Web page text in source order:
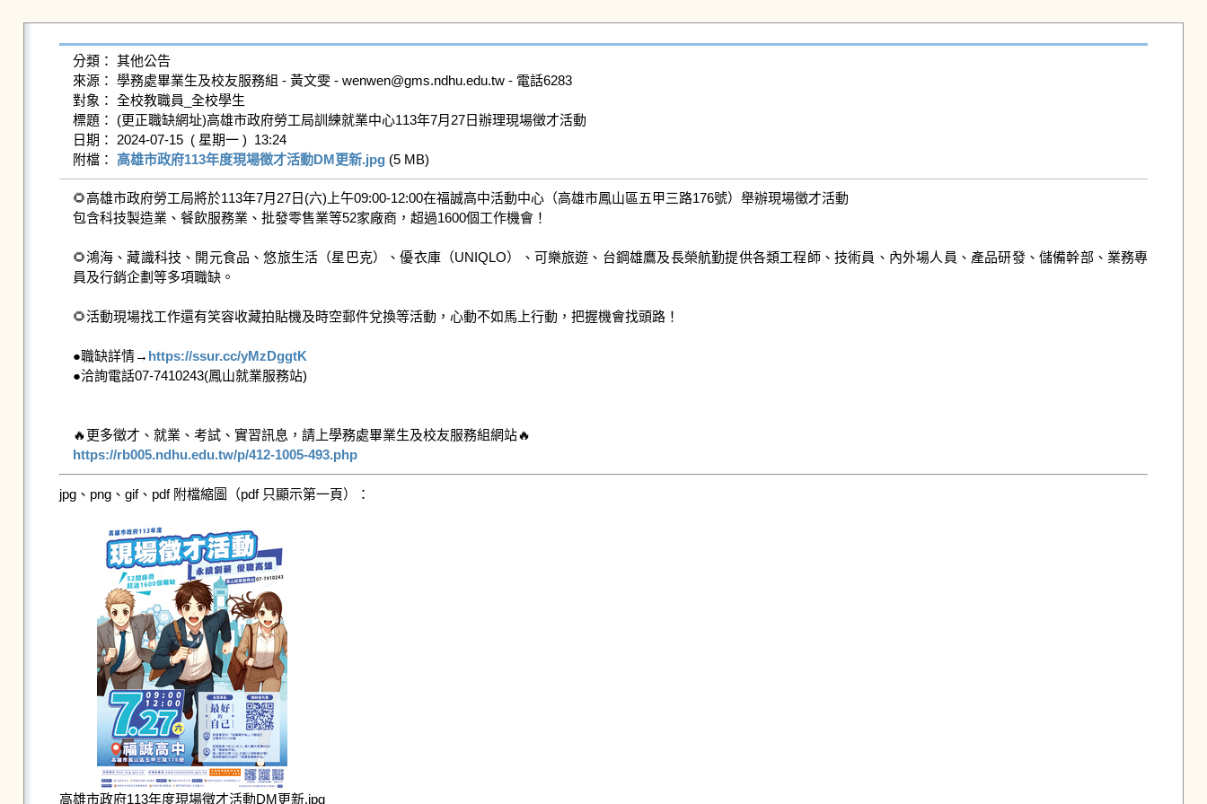
分類： 其他公告
來源： 學務處畢業生及校友服務組 - 黃文雯 - wenwen@gms.ndhu.edu.tw - 電話6283
對象： 全校教職員_全校學生
標題： (更正職缺網址)高雄市政府勞工局訓練就業中心113年7月27日辦理現場徵才活動
日期： 2024-07-15  ( 星期一 )  13:24
附檔： 高雄市政府113年度現場徵才活動DM更新.jpg (5 MB)
🌻高雄市政府勞工局將於113年7月27日(六)上午09:00-12:00在福誠高中活動中心（高雄市鳳山區五甲三路176號）舉辦現場徵才活動
包含科技製造業、餐飲服務業、批發零售業等52家廠商，超過1600個工作機會！
🌻鴻海、藏識科技、開元食品、悠旅生活（星巴克）、優衣庫（UNIQLO）、可樂旅遊、台鋼雄鷹及長榮航勤提供各類工程師、技術員、內外場人員、產品研發、儲備幹部、業務專
員及行銷企劃等多項職缺。
🌻活動現場找工作還有笑容收藏拍貼機及時空郵件兌換等活動，心動不如馬上行動，把握機會找頭路！
●職缺詳情→ https://ssur.cc/yMzDggtK
●洽詢電話07-7410243(鳳山就業服務站)
https://rb005.ndhu.edu.tw/p/412-1005-493.php
jpg、png、gif、pdf 附檔縮圖（pdf 只顯示第一頁）：
高雄市政府113年度現場徵才活動DM更新.jpg